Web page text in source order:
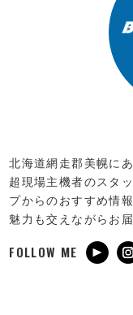
北海道網走郡美幌に
超現場主機者のスタ
プからのおすすめ情
魅力も交えながらお
FOLLOW ME